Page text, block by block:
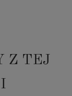
Z TEJ